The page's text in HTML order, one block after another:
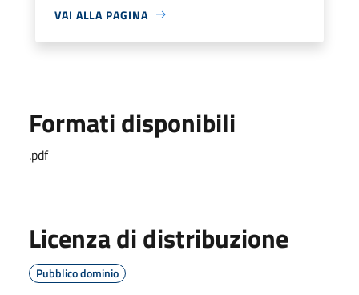
VAI ALLA PAGINA
Formati disponibili
.pdf
Licenza di distribuzione
Pubblico dominio